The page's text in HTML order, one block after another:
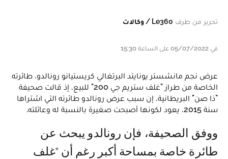
تحرير من طرف Le360 / وكالات
في 05/07/2022 على الساعة 15:30
عرض نجم مانشستر يونايتد البرتغالي كريستيانو رونالدو، طائرته
الخاصة من طراز "غلف ستريم جي 200" للبيع، إذ قالت صحيفة
"ذا صن" البريطانية، إن سبب عرض رونالدو طائرته التي اشتراها
سنة 2015، يعود لكونها أصبحت صغيرة بالنسبة له وعائلته.
ووفق الصحيفة، فإن رونالدو يبحث عن
طائرة خاصة بمساحة أكبر رغم أن "غلف